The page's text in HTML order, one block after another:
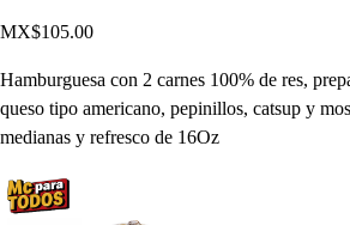
MX$105.00
Hamburguesa con 2 carnes 100% de res,
queso tipo americano, pepinillos, catsup y
medianas y refresco de 16Oz